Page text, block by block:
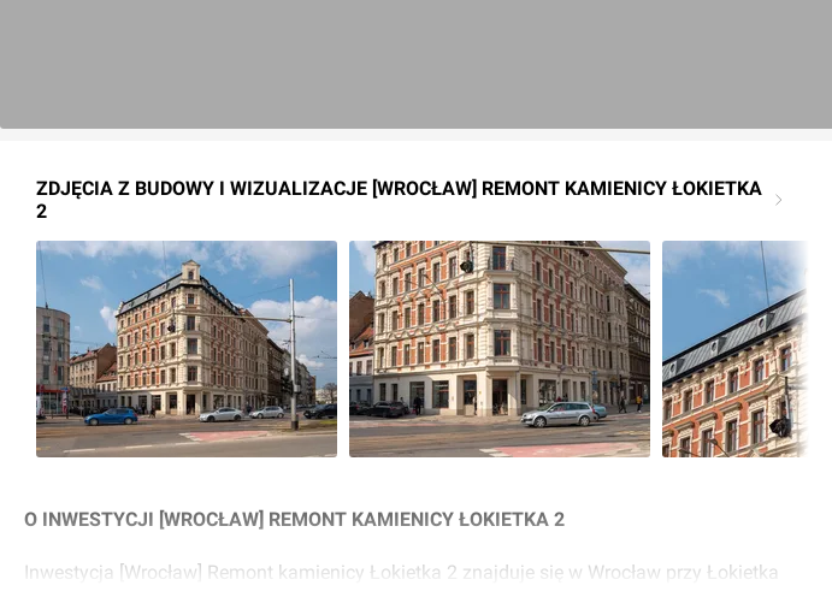
ZDJĘCIA Z BUDOWY I WIZUALIZACJE [WROCŁAW] REMONT KAMIENICY ŁOKIETKA
2
O INWESTYCJI [WROCŁAW] REMONT KAMIENICY ŁOKIETKA 2
Inwestycja [Wrocław] Remont kamienicy Łokietka 2 znajduje się w Wrocław przy Łokietka